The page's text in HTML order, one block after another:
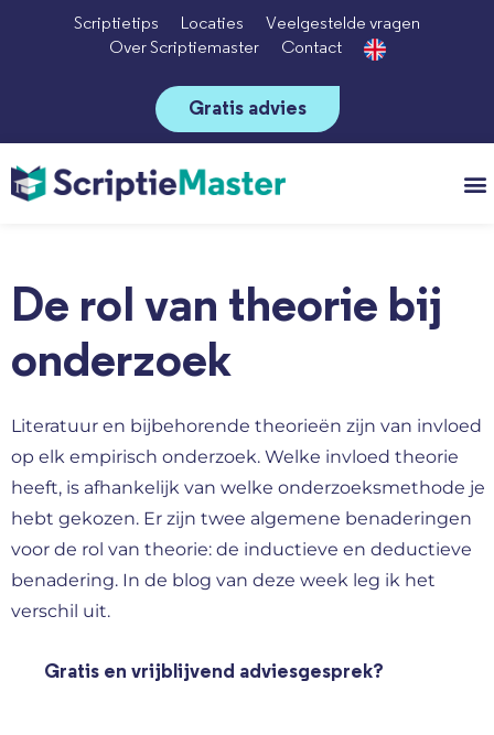
Scriptietips Locaties
Veelgestelde vragen
Over Scriptiemaster
Contact
Gratis advies
De rol van theorie bij
onderzoek
Literatuur en bijbehorende theorieën zijn van invloed
op elk empirisch onderzoek. Welke invloed theorie
heeft, is afhankelijk van welke onderzoeksmethode je
hebt gekozen. Er zijn twee algemene benaderingen
voor de rol van theorie: de inductieve en deductieve
benadering. In de blog van deze week leg ik het
verschil uit.
Gratis en vrijblijvend adviesgesprek?